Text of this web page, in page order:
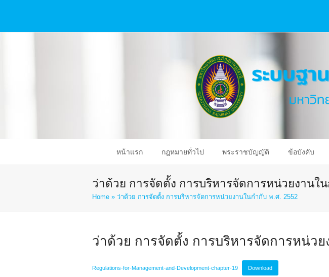
หน้าแรก กฎหมายทั่วไป พระราชบัญญัติ ข้อบังคับ
ว่าด้วย การจัดตั้ง การบริหารจัดการหน่วยงานใ
Home » ว่าด้วย การจัดตั้ง การบริหารจัดการหน่วยงานในกำกับ พ.ศ. 2552
ว่าด้วย การจัดตั้ง การบริหารจัดการหน่ว
Regulations-for-Management-and-Development-chapter-19 Download